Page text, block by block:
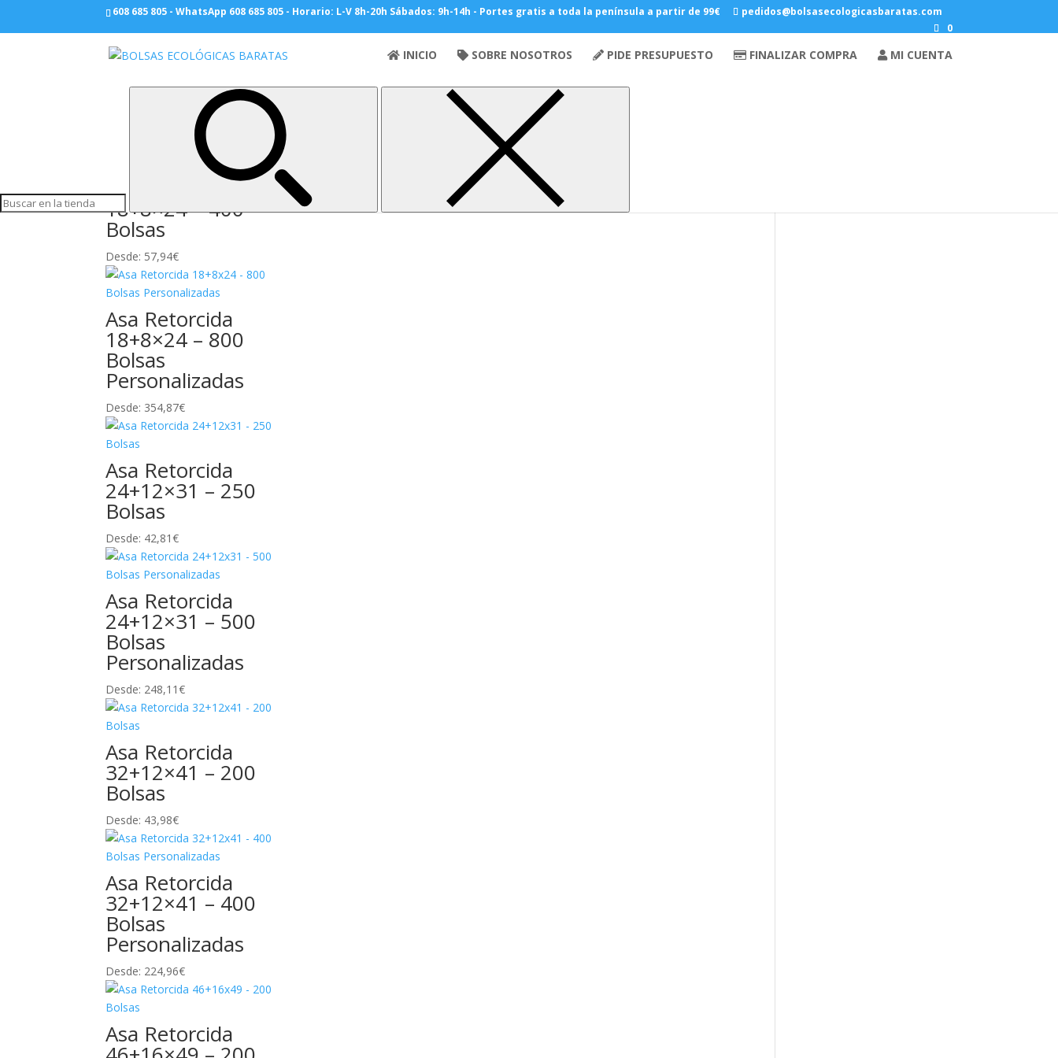
608 685 805 - WhatsApp 608 685 805 - Horario: L-V 8h-20h Sábados: 9h-14h - Portes gratis a toda la península a partir de 99€
pedidos@bolsasecologicasbaratas.com
0
INICIO SOBRE NOSOTROS PIDE PRESUPUESTO FINALIZAR COMPRA MI CUENTA
Inicio/ Tipo de material del producto / Satinado blanco
Mostrando los 8 resultados
Asa Retorcida
18+8×24 – 400
Bolsas
Desde: 57,94€
Asa Retorcida
18+8×24 – 800
Bolsas
Personalizadas
Desde: 354,87€
Asa Retorcida
24+12×31 – 250
Bolsas
Desde: 42,81€
Asa Retorcida
24+12×31 – 500
Bolsas
Personalizadas
Desde: 248,11€
Asa Retorcida
32+12×41 – 200
Bolsas
Desde: 43,98€
Asa Retorcida
32+12×41 – 400
Bolsas
Personalizadas
Desde: 224,96€
Asa Retorcida
Carrito